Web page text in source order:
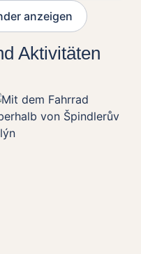
anzeigen
Aktivitäten